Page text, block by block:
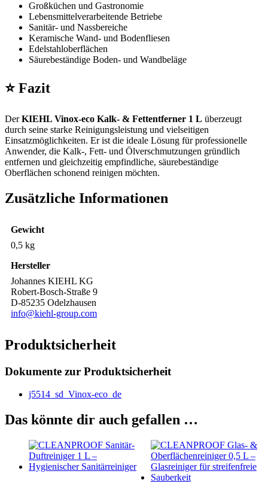
Großküchen und Gastronomie
Lebensmittelverarbeitende Betriebe
Sanitär- und Nassbereiche
Keramische Wand- und Bodenfliesen
Edelstahloberflächen
Säurebeständige Boden- und Wandbeläge
⭐ Fazit
DerKIEHL Vinox-eco Kalk- & Fettentferner 1 L überzeugt
durch seine starke Reinigungsleistung und vielseitigen
Einsatzmöglichkeiten. Er ist die ideale Lösung für professionelle
Anwender, die Kalk-, Fett- und Ölverschmutzungen gründlich
entfernen und gleichzeitig empfindliche, säurebeständige
Oberflächen schonend reinigen möchten.
Zusätzliche Informationen
Gewicht
0,5 kg
Hersteller
Johannes KIEHL KG
Robert-Bosch-Straße 9
D-85235 Odelzhausen
info@kiehl-group.com
Produktsicherheit
Dokumente zur Produktsicherheit
j5514_sd_Vinox-eco_de
Das könnte dir auch gefallen …